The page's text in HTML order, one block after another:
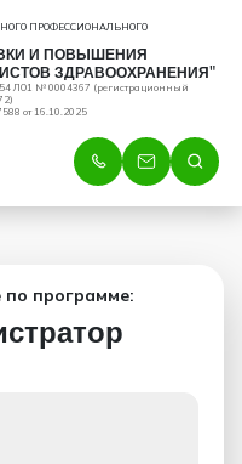
ПРОФЕССИОНАЛЬНОГО
И ПОВЫШЕНИЯ
ЗДРАВООХРАНЕНИЯ"
ЛО1 № 0004367 (регистрационный
от 16.10.2025
программе: